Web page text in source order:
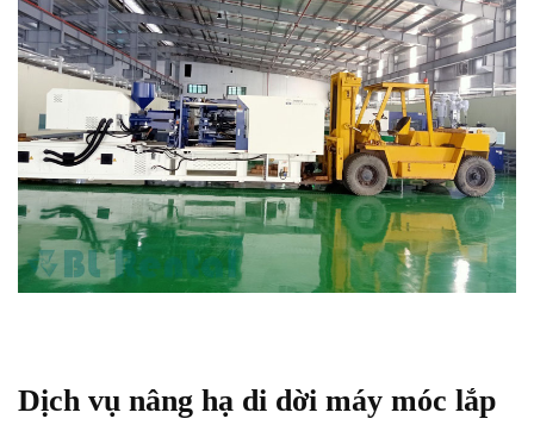
Dịch vụ nâng hạ di dời máy móc lắp